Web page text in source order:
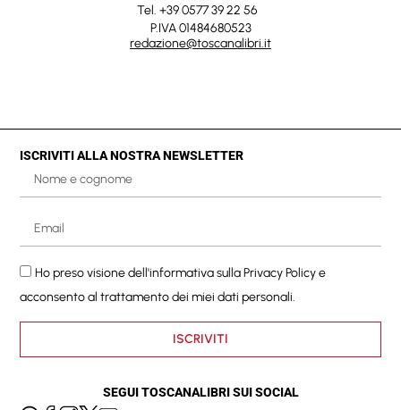
Tel. +39 0577 39 22 56
P.IVA 01484680523
redazione@toscanalibri.it
ISCRIVITI ALLA NOSTRA NEWSLETTER
Ho preso visione dell'informativa sullaPrivacy Policye
acconsento al trattamento dei miei dati personali.
ISCRIVITI
SEGUI TOSCANALIBRI SUI SOCIAL